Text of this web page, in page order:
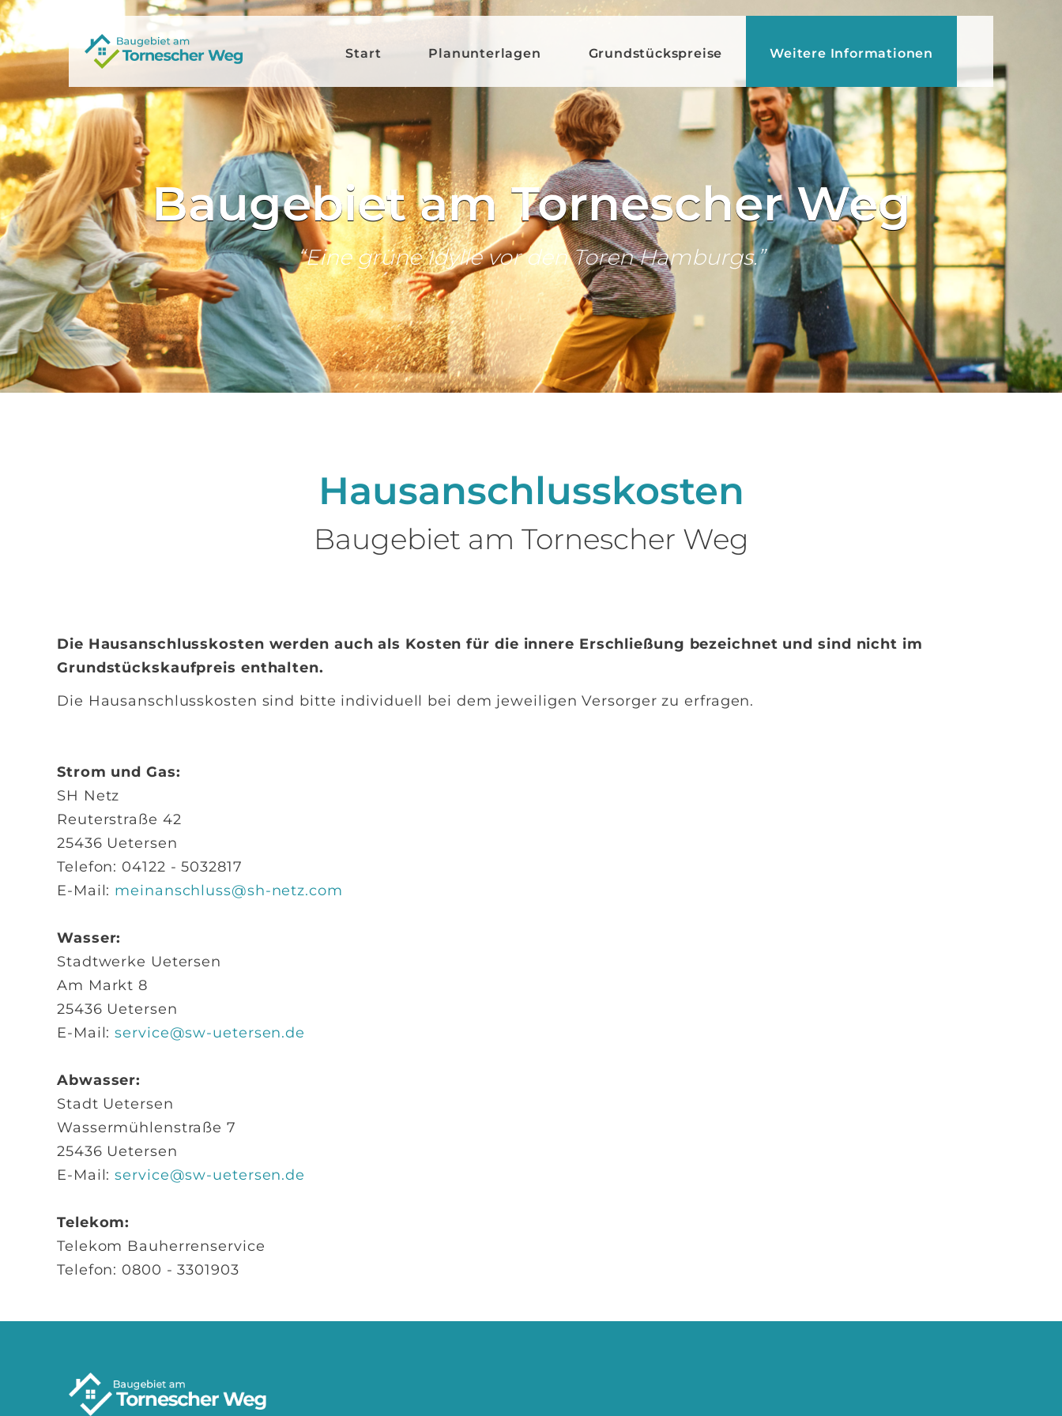
Start Planunterlagen Grundstückspreise Weitere Informationen
Baugebiet am Tornescher Weg
“Eine grüne Idylle vor den Toren Hamburgs.”
Hausanschlusskosten
Baugebiet am Tornescher Weg
Die Hausanschlusskosten werden auch als Kosten für die innere Erschließung bezeichnet und sind nicht im
Grundstückskaufpreis enthalten.
Die Hausanschlusskosten sind bitte individuell bei dem jeweiligen Versorger zu erfragen.
Strom und Gas:
SH Netz
Reuterstraße 42
25436 Uetersen
Telefon: 04122 - 5032817
E-Mail: meinanschluss@sh-netz.com
Wasser:
Stadtwerke Uetersen
Am Markt 8
25436 Uetersen
E-Mail:service@sw-uetersen.de
Abwasser:
Stadt Uetersen
Wassermühlenstraße 7
25436 Uetersen
E-Mail:service@sw-uetersen.de
Telekom:
Telekom Bauherrenservice
Telefon: 0800 - 3301903